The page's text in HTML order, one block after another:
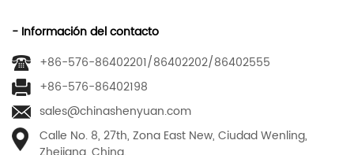
- Información del contacto
+86-576-86402201/86402202/86402555
+86-576-86402198
sales@chinashenyuan.com
Calle No. 8, 27th, Zona East New, Ciudad Wenling,